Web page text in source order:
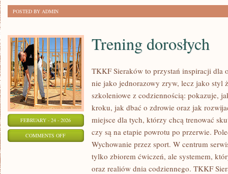
POSTED BY ADMIN
FEBRUARY - 24 - 2026
COMMENTS OFFON
DOROSŁYCH
Trening dorosłych
TKKF Sieraków to przystań inspiracji dla
nie jako jednorazowy zryw, lecz jako styl
szkoleniowe z codziennością: pokazuje,
kroku, jak dbać o zdrowie oraz jak
miejsce dla tych, którzy chcą trenować
czy są na etapie powrotu po przerwie.
Wychowanie przez sport. W centrum
tylko zbiorem ćwiczeń, ale systemem,
oraz realiów dnia codziennego. TKKF